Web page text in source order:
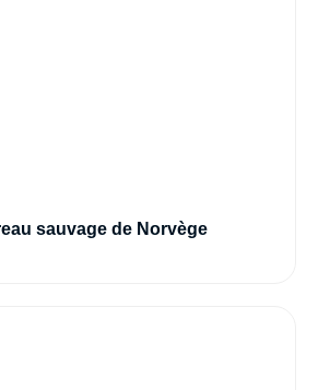
sauvage de Norvège